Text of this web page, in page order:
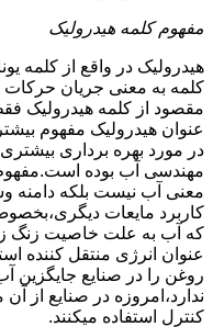
مفهوم کلمه هیدرولیک
هیدرولیک در واقع از کلمه
کلمه به معنی جریان
مقصود از کلمه هیدرولیک
عنوان هیدرولیک مفهوم
در مورد بهره برداری
مهندسی آب بوده
معنی آب نیست بلکه دامنه
کاربرد مایعات
که آب به علت خاصیت زنگ
عنوان انرژی منتقل کننده
روغن را در صنایع
ندارد،امروزه در صنایع از
کنترل استفاده میکنند.